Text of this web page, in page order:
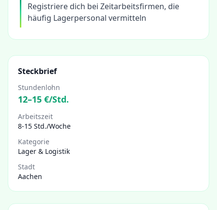
Registriere dich bei Zeitarbeitsfirmen, die
häufig Lagerpersonal vermitteln
Steckbrief
Stundenlohn
12–15 €/Std.
Arbeitszeit
8-15 Std./Woche
Kategorie
Lager & Logistik
Stadt
Aachen